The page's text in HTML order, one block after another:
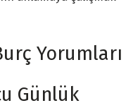
Yorumları
Günlük